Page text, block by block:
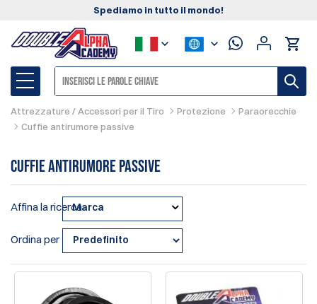
Spediamo in tutto il mondo!
Attrezzature / Accessori per il Tiro Protezione
Paraorecchie
Cuffie antirumore passive
Cuffie antirumore passive
Affina la ricercaMarca
Ordina per